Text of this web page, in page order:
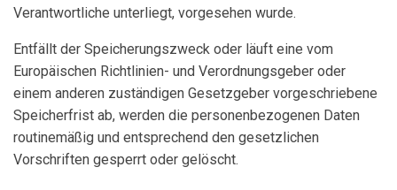
Verantwortliche unterliegt, vorgesehen wurde.
Entfällt der Speicherungszweck oder läuft eine vom
Europäischen Richtlinien- und Verordnungsgeber oder
einem anderen zuständigen Gesetzgeber vorgeschriebene
Speicherfrist ab, werden die personenbezogenen Daten
routinemäßig und entsprechend den gesetzlichen
Vorschriften gesperrt oder gelöscht.